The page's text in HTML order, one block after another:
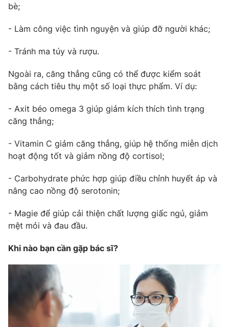
bè;
- Làm công việc tình nguyện và giúp đỡ người khác;
- Tránh ma túy và rượu.
Ngoài ra, căng thẳng cũng có thể được kiểm soát
bằng cách tiêu thụ một số loại thực phẩm. Ví dụ:
- Axit béo omega 3 giúp giảm kích thích tình trạng
căng thẳng;
- Vitamin C giảm căng thẳng, giúp hệ thống miễn dịch
hoạt động tốt và giảm nồng độ cortisol;
- Carbohydrate phức hợp giúp điều chỉnh huyết áp và
nâng cao nồng độ serotonin;
- Magie để giúp cải thiện chất lượng giấc ngủ, giảm
mệt mỏi và đau đầu.
Khi nào bạn cần gặp bác sĩ?